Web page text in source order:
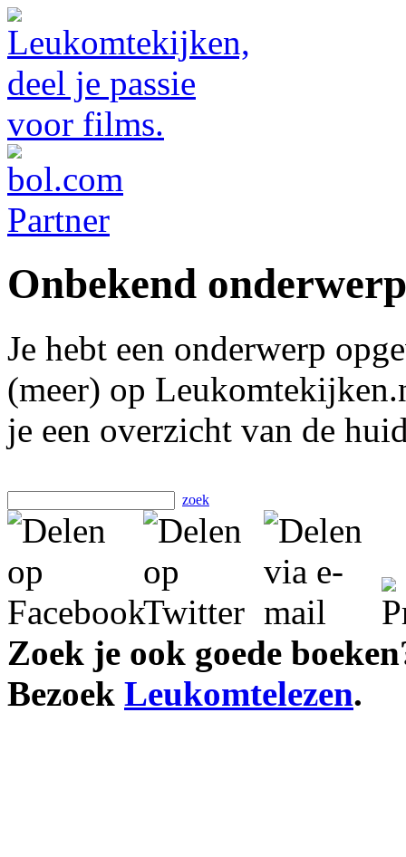
Onbekend onderwerp
Je hebt een onderwerp
(meer) op
je een overzicht van de
zoek
Zoek je ook goede
Bezoek Leukomtelezen.